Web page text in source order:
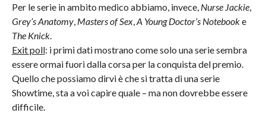
Per le serie in ambito medico abbiamo, invece, Nurse Jackie,
Grey’s Anatomy, Masters of Sex,A Young Doctor’s Notebooke
The Knick.
Exit poll: i primi dati mostrano come solo una serie sembra
essere ormai fuori dalla corsa per la conquista del premio.
Quello che possiamo dirvi è che si tratta di una serie
Showtime, sta a voi capire quale – ma non dovrebbe essere
difficile.